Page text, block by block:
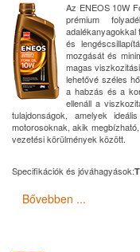
Az ENEOS 10W
prémium
és
mozgását és
magas
lehetővé széles
a habzás és a
ellenáll a
tulajdonságok, amelyek
motorosoknak, akik
vezetési körülmények között.
Specifikációk és jóváhagyások:
Bővebben ...